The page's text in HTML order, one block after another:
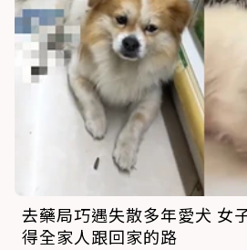
去藥局巧遇失散多年愛犬 女
得全家人跟回家的路